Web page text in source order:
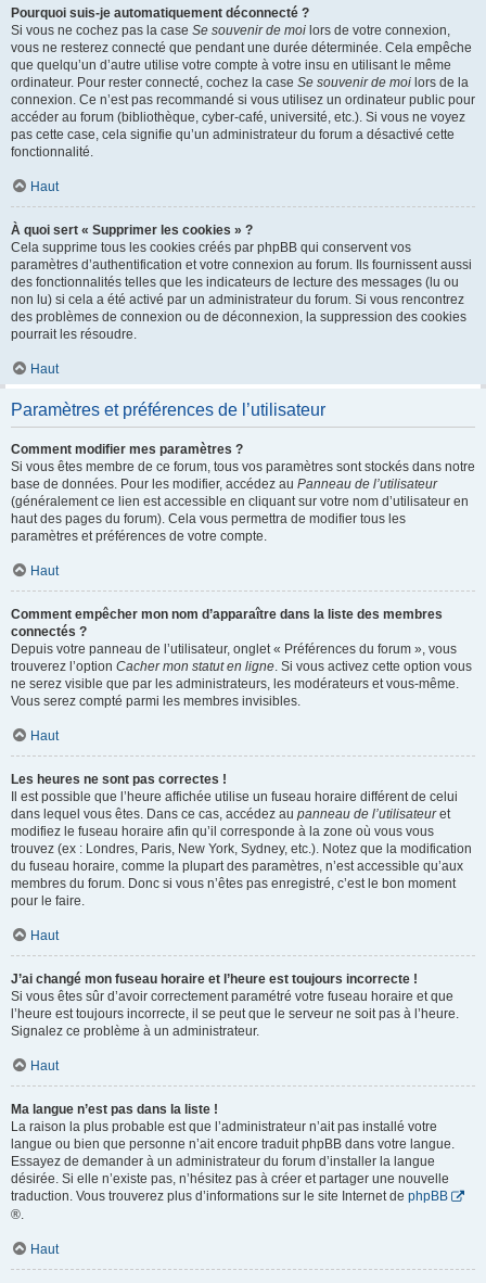
Pourquoi suis-je automatiquement déconnecté ?
Si vous ne cochez pas la case Se souvenir de moi lors de votre connexion,
vous ne resterez connecté que pendant une durée déterminée. Cela empêche
que quelqu’un d’autre utilise votre compte à votre insu en utilisant le même
ordinateur. Pour rester connecté, cochez la case Se souvenir de moi lors de la
connexion. Ce n’est pas recommandé si vous utilisez un ordinateur public pour
accéder au forum (bibliothèque, cyber-café, université, etc.). Si vous ne voyez
pas cette case, cela signifie qu’un administrateur du forum a désactivé cette
fonctionnalité.
Haut
À quoi sert « Supprimer les cookies » ?
Cela supprime tous les cookies créés par phpBB qui conservent vos
paramètres d’authentification et votre connexion au forum. Ils fournissent aussi
des fonctionnalités telles que les indicateurs de lecture des messages (lu ou
non lu) si cela a été activé par un administrateur du forum. Si vous rencontrez
des problèmes de connexion ou de déconnexion, la suppression des cookies
pourrait les résoudre.
Haut
Paramètres et préférences de l’utilisateur
Comment modifier mes paramètres ?
Si vous êtes membre de ce forum, tous vos paramètres sont stockés dans notre
base de données. Pour les modifier, accédez au Panneau de l’utilisateur
(généralement ce lien est accessible en cliquant sur votre nom d’utilisateur en
haut des pages du forum). Cela vous permettra de modifier tous les
paramètres et préférences de votre compte.
Haut
Comment empêcher mon nom d’apparaître dans la liste des membres
connectés ?
Depuis votre panneau de l’utilisateur, onglet « Préférences du forum », vous
trouverez l’option Cacher mon statut en ligne. Si vous activez cette option vous
ne serez visible que par les administrateurs, les modérateurs et vous-même.
Vous serez compté parmi les membres invisibles.
Haut
Les heures ne sont pas correctes !
Il est possible que l’heure affichée utilise un fuseau horaire différent de celui
dans lequel vous êtes. Dans ce cas, accédez au panneau de l’utilisateuret
modifiez le fuseau horaire afin qu’il corresponde à la zone où vous vous
trouvez (ex : Londres, Paris, New York, Sydney, etc.). Notez que la modification
du fuseau horaire, comme la plupart des paramètres, n’est accessible qu’aux
membres du forum. Donc si vous n’êtes pas enregistré, c’est le bon moment
pour le faire.
Haut
J’ai changé mon fuseau horaire et l’heure est toujours incorrecte !
Si vous êtes sûr d’avoir correctement paramétré votre fuseau horaire et que
l’heure est toujours incorrecte, il se peut que le serveur ne soit pas à l’heure.
Signalez ce problème à un administrateur.
Haut
Ma langue n’est pas dans la liste !
La raison la plus probable est que l’administrateur n’ait pas installé votre
langue ou bien que personne n’ait encore traduit phpBB dans votre langue.
Essayez de demander à un administrateur du forum d’installer la langue
désirée. Si elle n’existe pas, n’hésitez pas à créer et partager une nouvelle
traduction. Vous trouverez plus d’informations sur le site Internet de phpBB
®.
Haut